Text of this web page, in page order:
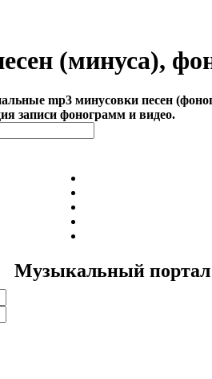
(минуса),
mp3 минусовки песен
записи фонограмм и видео.
Музыкальный портал